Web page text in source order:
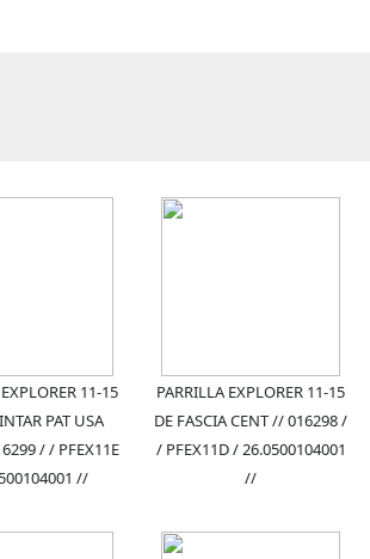
11-15
PAT USA
/ / PFEX11E
//
PARRILLA EXPLORER 11-15
DE FASCIA CENT // 016298 /
/ PFEX11D / 26.0500104001
//